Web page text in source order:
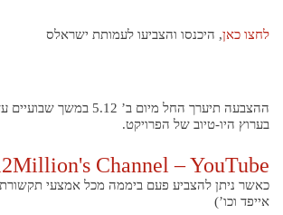
לחצו כאן, היכנסו והצביעו לעמותת ישראלס
בערוץ היו-טיוב של הפרויקט.
Channel – YouTube
כאשר ניתן להצביע פעם ביממה מכל אמצעי
אייפד וכו’)